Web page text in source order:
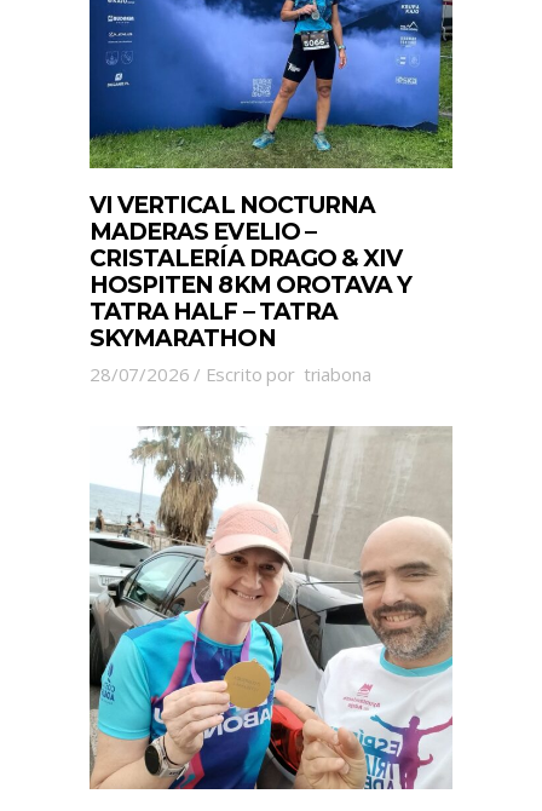
VI VERTICAL NOCTURNA
MADERAS EVELIO –
CRISTALERÍA DRAGO & XIV
HOSPITEN 8KM OROTAVA Y
TATRA HALF – TATRA
SKYMARATHON
28/07/2026 Escrito por triabona